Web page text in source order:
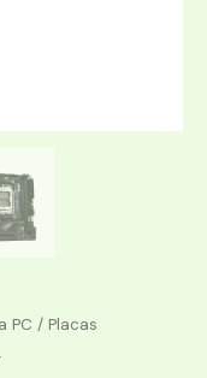
PC / Placas